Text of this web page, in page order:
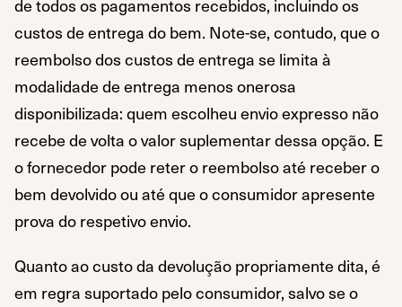
de todos os pagamentos recebidos, incluindo os
custos de entrega do bem. Note-se, contudo, que o
reembolso dos custos de entrega se limita à
modalidade de entrega menos onerosa
disponibilizada: quem escolheu envio expresso não
recebe de volta o valor suplementar dessa opção. E
o fornecedor pode reter o reembolso até receber o
bem devolvido ou até que o consumidor apresente
prova do respetivo envio.
Quanto ao custo da devolução propriamente dita, é
em regra suportado pelo consumidor, salvo se o